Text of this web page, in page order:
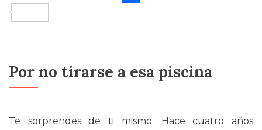
Por no tirarse a esa piscina
Te sorprendes de ti mismo. Hace cuatro años